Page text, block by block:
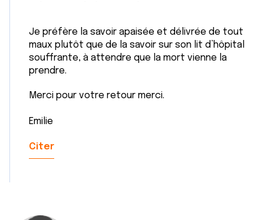
Je préfère la savoir apaisée et délivrée de tout
maux plutôt que de la savoir sur son lit d’hôpital
souffrante, à attendre que la mort vienne la
prendre.
Merci pour votre retour merci.
Emilie
Citer